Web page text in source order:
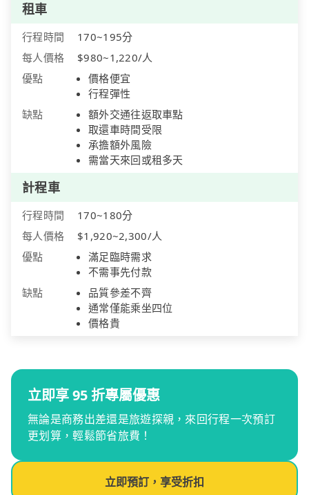
租車
行程時間
170~195分
每人價格
$980~1,220/人
優點
價格便宜
行程彈性
缺點
額外交通往返取車點
取還車時間受限
承擔額外風險
需當天來回或租多天
計程車
行程時間
170~180分
每人價格
$1,920~2,300/人
優點
滿足臨時需求
不需事先付款
缺點
品質參差不齊
通常僅能乘坐四位
價格貴
立即享 95 折專屬優惠
無論是商務出差還是旅遊探親，來回行程一次預訂
更划算，輕鬆節省旅費！
立即預訂，享受折扣